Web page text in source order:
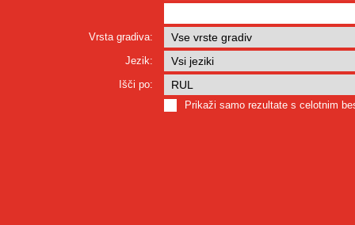
Vrsta gradiva:
Jezik:
Išči po:
Prikaži samo rezultate s celotnim